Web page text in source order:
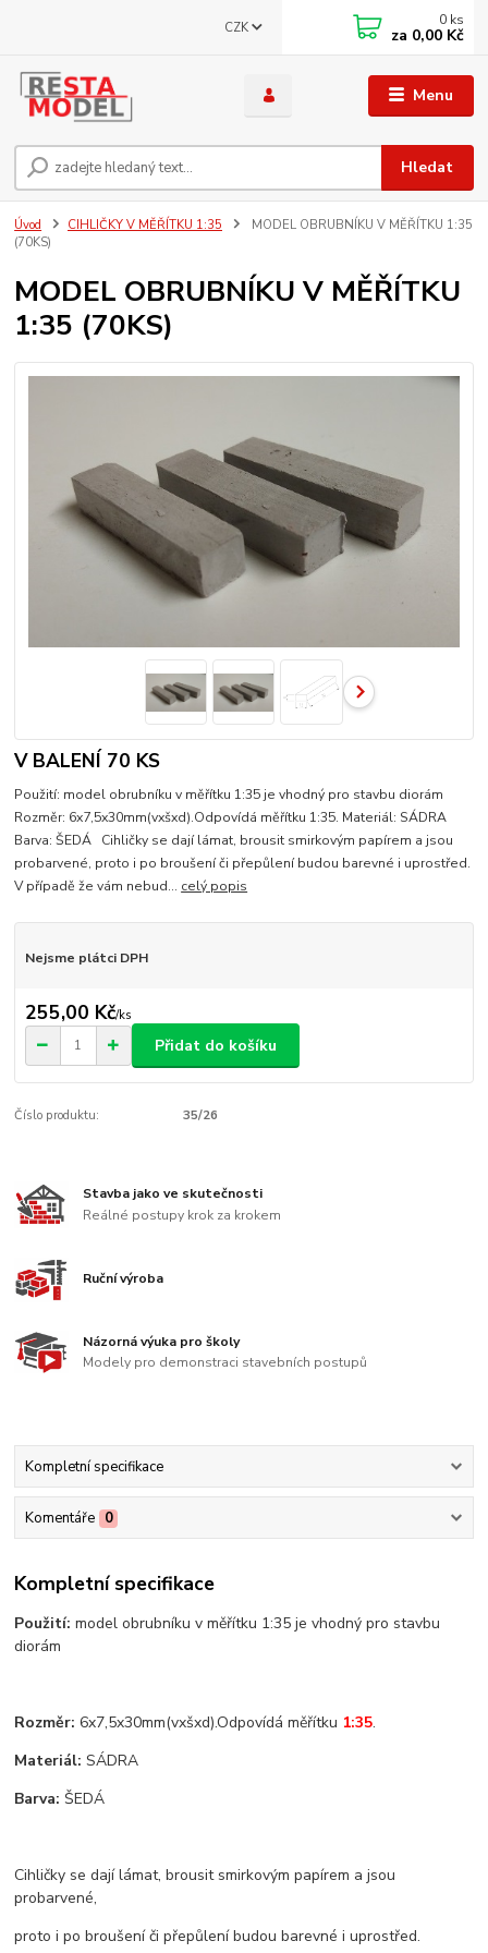
Menu
CZK
Hledat
0 ks
za 0,00 Kč
Úvod CIHLIČKY V MĚŘÍTKU 1:35
MODEL OBRUBNÍKU V MĚŘÍTKU 1:35
(70KS)
MODEL OBRUBNÍKU V MĚŘÍTKU
1:35 (70KS)
V BALENÍ 70 KS
Použití: model obrubníku v měřítku 1:35 je vhodný pro stavbu diorám
Rozměr: 6x7,5x30mm(vxšxd).Odpovídá měřítku 1:35. Materiál: SÁDRA
Barva: ŠEDÁ Cihličky se dají lámat, brousit smirkovým papírem a jsou
probarvené, proto i po broušení či přepůlení budou barevné i uprostřed.
V případě že vám nebud... celý popis
Nejsme plátci DPH
255,00 Kč/ks
Přidat do košíku
Číslo produktu: 35/26
Stavba jako ve skutečnosti
Reálné postupy krok za krokem
Ruční výroba
Názorná výuka pro školy
Modely pro demonstraci stavebních postupů
Kompletní specifikace
Komentáře 0
Kompletní specifikace
Použití: model obrubníku v měřítku 1:35 je vhodný pro stavbu
diorám
Rozměr:6x7,5x30mm(vxšxd).Odpovídá měřítku 1:35.
Materiál: SÁDRA
Barva: ŠEDÁ
Cihličky se dají lámat, brousit smirkovým papírem a jsou
probarvené,
proto i po broušení či přepůlení budou barevné i uprostřed.